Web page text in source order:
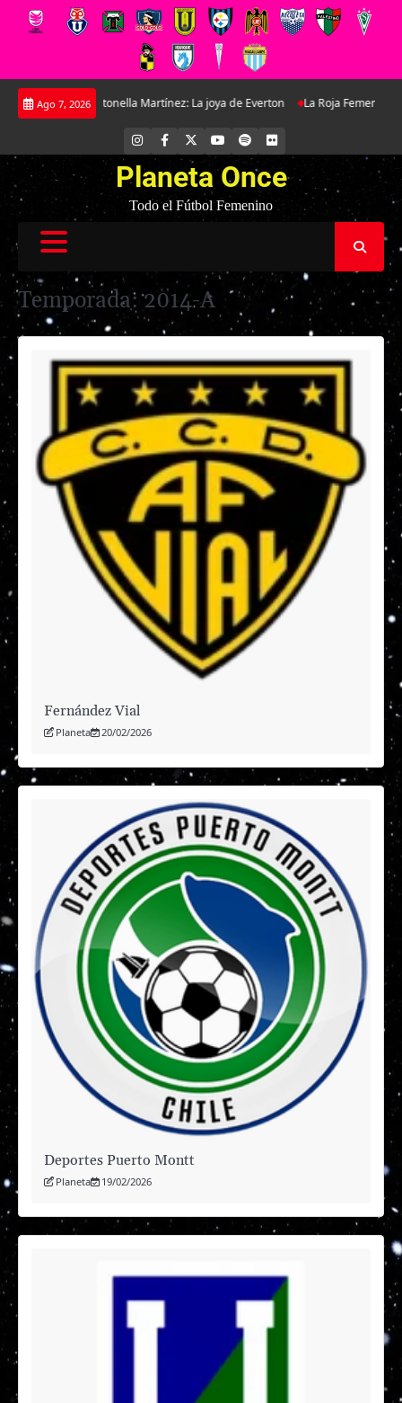
Saltar
Ago 7, 2026
Martínez: La joya de Everton La Roja Femenina Sub-17
INSTAGRAM
FACEBOOK YOUTUBE
SPOTIFYFLICKR
Planeta Once
Todo el Fútbol Femenino
Temporada:2014-A
Fernández Vial
Planeta 20/02/2026
Deportes Puerto Montt
Planeta 19/02/2026